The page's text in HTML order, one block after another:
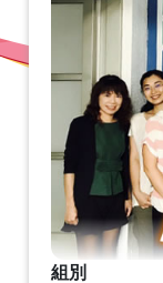
組別